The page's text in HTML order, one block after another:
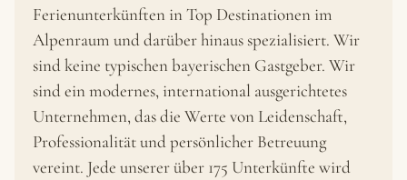
Ferienunterkünften in Top Destinationen im
Alpenraum und darüber hinaus spezialisiert. Wir
sind keine typischen bayerischen Gastgeber. Wir
sind ein modernes, international ausgerichtetes
Unternehmen, das die Werte von Leidenschaft,
Professionalität und persönlicher Betreuung
vereint. Jede unserer über 175 Unterkünfte wird